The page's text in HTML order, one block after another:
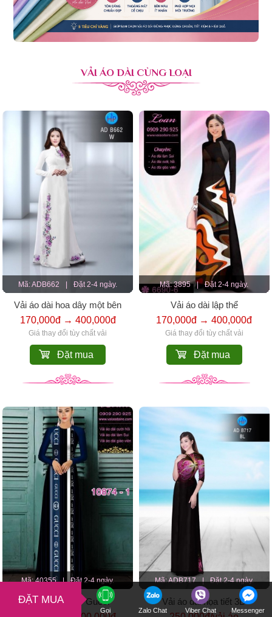
ĐẶT MUA
Gọi Zalo Chat Viber Chat Messenger
VẢI ÁO DÀI CÙNG LOẠI
Mã: ADB662 | Đặt 2-4 ngày.
Vải áo dài hoa dây một bên
170,000đ → 400,000đ
Giá thay đổi tùy chất vải
Đặt mua
Mã: 3895 | Đặt 2-4 ngày.
Vải áo dài lập thể
170,000đ → 400,000đ
Giá thay đổi tùy chất vải
Đặt mua
Mã: 40355 | Đặt 2-4 ngày.
Vải áo dài chữ Gucci
Mã: ADB717 | Đặt 2-4 ngày.
Vải áo dài họa tiết 3D